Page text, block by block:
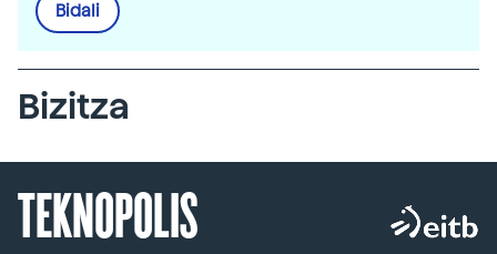
Bidali
Bizitza
TEKNOPOLIS